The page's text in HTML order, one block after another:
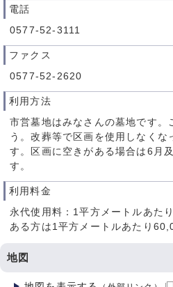
電話
0577-52-3111
ファクス
0577-52-2620
利用方法
市営墓地はみなさんの墓地です。
う。改葬等で区画を使用しなくな
す。区画に空きがある場合は6月
す。
利用料金
永代使用料：1平方メートルあた
ある方は1平方メートルあたり
地図